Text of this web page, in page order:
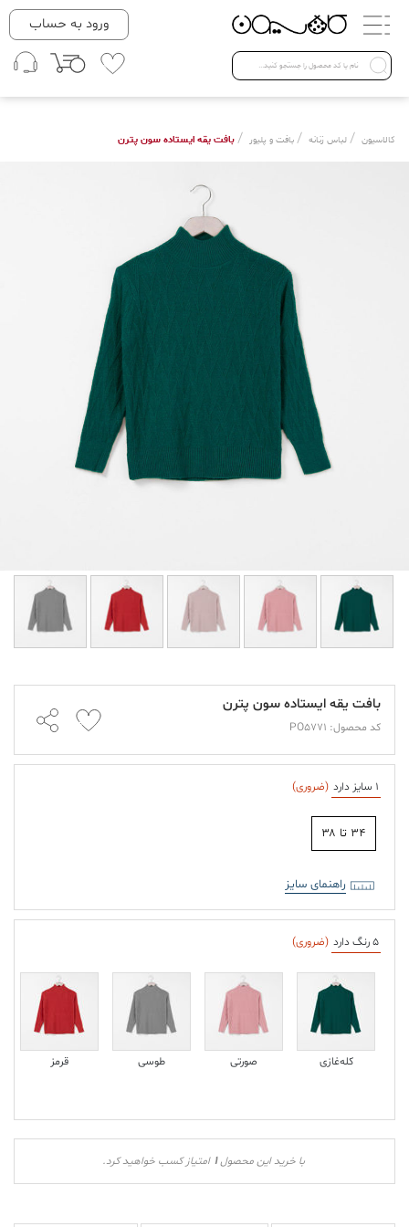
دسته بندی ها
Open submenu ( لباس زنانه )
لباس زنانه
لباس مردانه
ورود به حساب
کالاسیون / لباس زنانه / بافت و پلیور / بافت یقه ایستاده سون پترن
بافت یقه ایستاده سون پترن
کد محصول: PO5771
1 سایز دارد (ضروری)
۳۴ تا ۳۸
راهنمای سایز
5 رنگ دارد (ضروری)
کله‌غازی صورتی طوسی قرمز
با خرید این محصول1 امتیاز کسب خواهید کرد.